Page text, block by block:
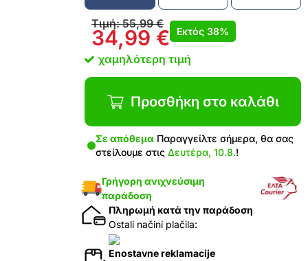
Τιμή:55,99€
34,99 € Εκτός 38%
χαμηλότερη τιμή
Προσθήκη στο καλάθι
Σε απόθεμα Παραγγείλτε σήμερα, θα σας
στείλουμε στις Δευτέρα, 10.8.!
Γρήγορη ανιχνεύσιμη
παράδοση
Πληρωμή κατά την παράδοση
Ostali načini plačila:
Enostavne reklamacije